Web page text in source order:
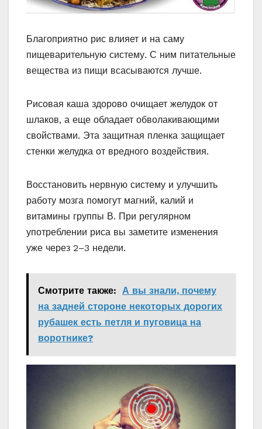
Благоприятно рис влияет и на саму
пищеварительную систему. С ним питательные
вещества из пищи всасываются лучше.
Рисовая каша здорово очищает желудок от
шлаков, а еще обладает обволакивающими
свойствами. Эта защитная пленка защищает
стенки желудка от вредного воздействия.
Восстановить нервную систему и улучшить
работу мозга помогут магний, калий и
витамины группы В. При регулярном
употреблении риса вы заметите изменения
уже через 2–3 недели.
Смотрите также: А вы знали, почему
на задней стороне некоторых дорогих
рубашек есть петля и пуговица на
воротнике?